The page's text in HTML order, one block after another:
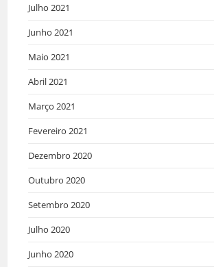
Julho 2021
Junho 2021
Maio 2021
Abril 2021
Março 2021
Fevereiro 2021
Dezembro 2020
Outubro 2020
Setembro 2020
Julho 2020
Junho 2020